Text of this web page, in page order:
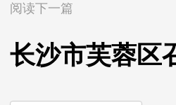
阅读下一篇
长沙市芙蓉区